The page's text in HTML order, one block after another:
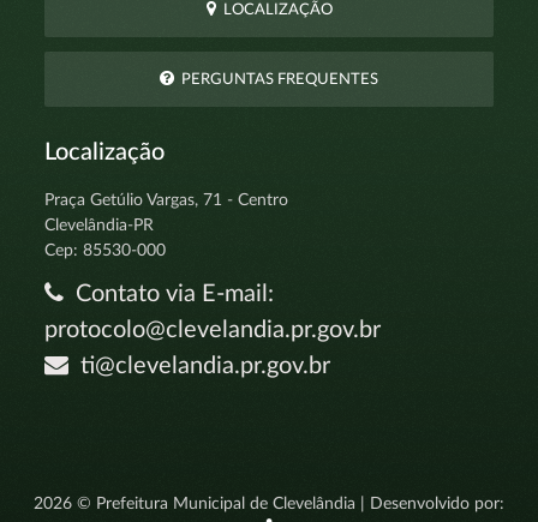
LOCALIZAÇÃO
PERGUNTAS FREQUENTES
Localização
Praça Getúlio Vargas, 71 - Centro
Clevelândia-PR
Cep: 85530-000
Contato via E-mail:
protocolo@clevelandia.pr.gov.br
ti@clevelandia.pr.gov.br
2026 © Prefeitura Municipal de Clevelândia | Desenvolvido por: